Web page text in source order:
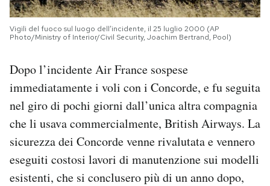
Vigili del fuoco sul luogo dell’incidente, il 25 luglio 2000 (AP
Photo/Ministry of Interior/Civil Security, Joachim Bertrand, Pool)
Dopo l’incidente Air France sospese
immediatamente i voli con i Concorde, e fu seguita
nel giro di pochi giorni dall’unica altra compagnia
che li usava commercialmente, British Airways. La
sicurezza dei Concorde venne rivalutata e vennero
eseguiti costosi lavori di manutenzione sui modelli
esistenti, che si conclusero più di un anno dopo,